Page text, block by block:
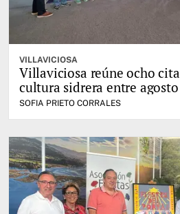
VILLAVICIOSA
Villaviciosa reúne ocho
cultura sidrera entre
SOFIA PRIETO CORRALES